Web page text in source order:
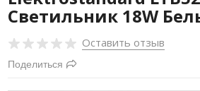
Светильник 18W
Оставить отзыв
Поделиться